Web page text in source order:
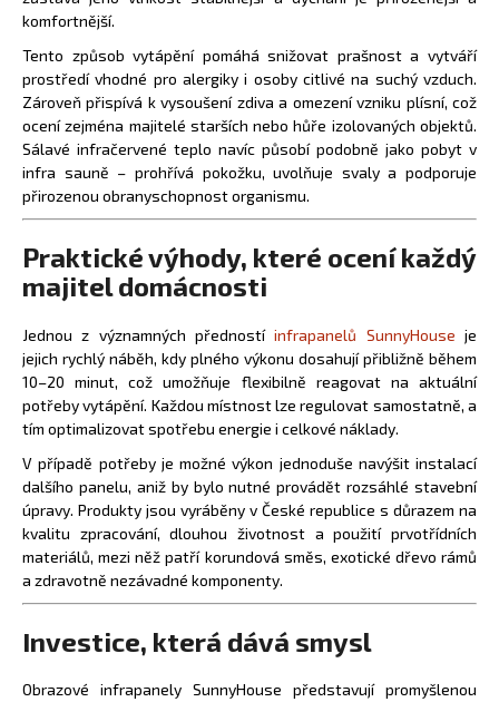
komfortnější.
Tento způsob vytápění pomáhá snižovat prašnost a vytváří
prostředí vhodné pro alergiky i osoby citlivé na suchý vzduch.
Zároveň přispívá k vysoušení zdiva a omezení vzniku plísní, což
ocení zejména majitelé starších nebo hůře izolovaných objektů.
Sálavé infračervené teplo navíc působí podobně jako pobyt v
infra sauně – prohřívá pokožku, uvolňuje svaly a podporuje
přirozenou obranyschopnost organismu.
Praktické výhody, které ocení každý
majitel domácnosti
Jednou z významných přednostíinfrapanelů SunnyHouse je
jejich rychlý náběh, kdy plného výkonu dosahují přibližně během
10–20 minut, což umožňuje flexibilně reagovat na aktuální
potřeby vytápění. Každou místnost lze regulovat samostatně, a
tím optimalizovat spotřebu energie i celkové náklady.
V případě potřeby je možné výkon jednoduše navýšit instalací
dalšího panelu, aniž by bylo nutné provádět rozsáhlé stavební
úpravy. Produkty jsou vyráběny v České republice s důrazem na
kvalitu zpracování, dlouhou životnost a použití prvotřídních
materiálů, mezi něž patří korundová směs, exotické dřevo rámů
a zdravotně nezávadné komponenty.
Investice, která dává smysl
Obrazové infrapanely SunnyHouse představují promyšlenou